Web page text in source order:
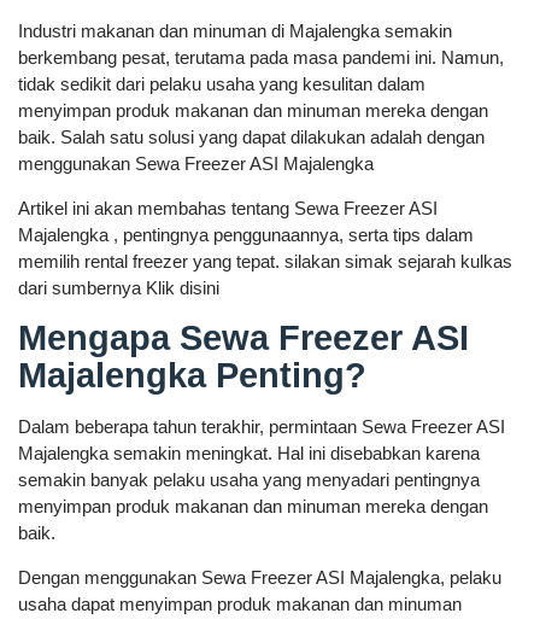
Industri makanan dan minuman di Majalengka semakin
berkembang pesat, terutama pada masa pandemi ini. Namun,
tidak sedikit dari pelaku usaha yang kesulitan dalam
menyimpan produk makanan dan minuman mereka dengan
baik. Salah satu solusi yang dapat dilakukan adalah dengan
menggunakan Sewa Freezer ASI Majalengka
Artikel ini akan membahas tentang Sewa Freezer ASI
Majalengka , pentingnya penggunaannya, serta tips dalam
memilih rental freezer yang tepat. silakan simak sejarah kulkas
dari sumbernya Klik disini
Mengapa Sewa Freezer ASI
Majalengka Penting?
Dalam beberapa tahun terakhir, permintaan Sewa Freezer ASI
Majalengka semakin meningkat. Hal ini disebabkan karena
semakin banyak pelaku usaha yang menyadari pentingnya
menyimpan produk makanan dan minuman mereka dengan
baik.
Dengan menggunakan Sewa Freezer ASI Majalengka, pelaku
usaha dapat menyimpan produk makanan dan minuman